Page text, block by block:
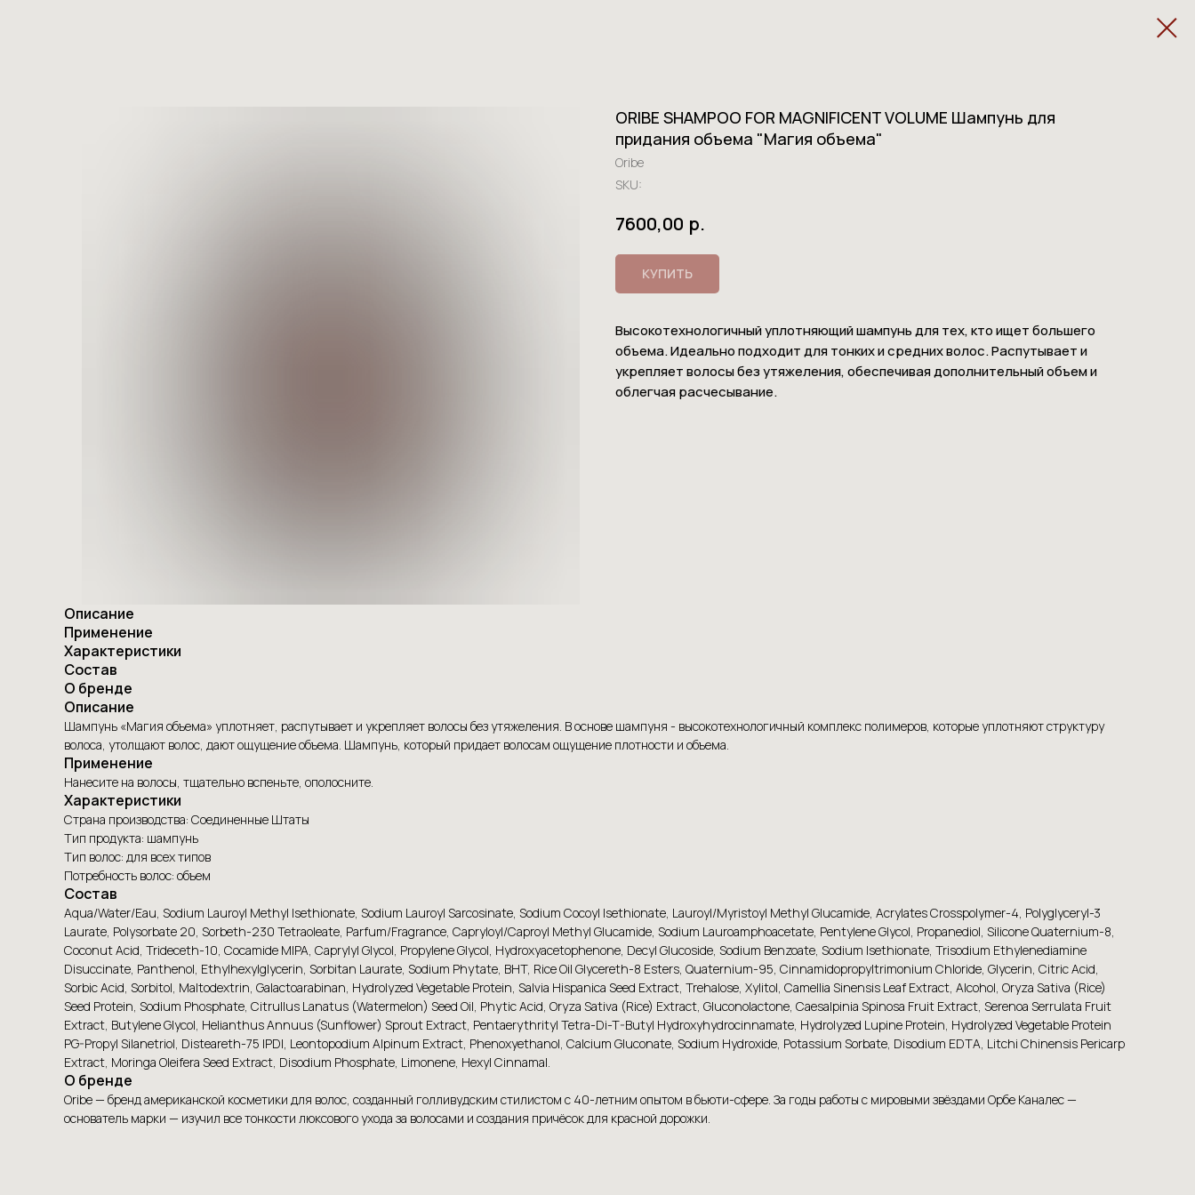
ORIBE SHAMPOO FOR MAGNIFICENT VOLUME Шампунь для
придания объема "Магия объема"
Oribe
SKU:
7600,00 р.
КУПИТЬ
Высокотехнологичный уплотняющий шампунь для тех, кто ищет большего
объема. Идеально подходит для тонких и средних волос. Распутывает и
укрепляет волосы без утяжеления, обеспечивая дополнительный объем и
облегчая расчесывание.
Описание
Применение
Характеристики
Состав
О бренде
Описание
Шампунь «Магия объема» уплотняет, распутывает и укрепляет волосы без утяжеления. В основе шампуня - высокотехнологичный комплекс полимеров, которые уплотняют структуру
волоса, утолщают волос, дают ощущение объема. Шампунь, который придает волосам ощущение плотности и объема.
Применение
Нанесите на волосы, тщательно вспеньте, ополосните.
Характеристики
Страна производства: Соединенные Штаты
Тип продукта: шампунь
Тип волос: для всех типов
Потребность волос: объем
Состав
Aqua/Water/Eau, Sodium Lauroyl Methyl Isethionate, Sodium Lauroyl Sarcosinate, Sodium Cocoyl Isethionate, Lauroyl/Myristoyl Methyl Glucamide, Acrylates Crosspolymer-4, Polyglyceryl-3
Laurate, Polysorbate 20, Sorbeth-230 Tetraoleate, Parfum/Fragrance, Capryloyl/Caproyl Methyl Glucamide, Sodium Lauroamphoacetate, Pentylene Glycol, Propanediol, Silicone Quaternium-8,
Coconut Acid, Trideceth-10, Cocamide MIPA, Caprylyl Glycol, Propylene Glycol, Hydroxyacetophenone, Decyl Glucoside, Sodium Benzoate, Sodium Isethionate, Trisodium Ethylenediamine
Disuccinate, Panthenol, Ethylhexylglycerin, Sorbitan Laurate, Sodium Phytate, BHT, Rice Oil Glycereth-8 Esters, Quaternium-95, Cinnamidopropyltrimonium Chloride, Glycerin, Citric Acid,
Sorbic Acid, Sorbitol, Maltodextrin, Galactoarabinan, Hydrolyzed Vegetable Protein, Salvia Hispanica Seed Extract, Trehalose, Xylitol, Camellia Sinensis Leaf Extract, Alcohol, Oryza Sativa (Rice)
Seed Protein, Sodium Phosphate, Citrullus Lanatus (Watermelon) Seed Oil, Phytic Acid, Oryza Sativa (Rice) Extract, Gluconolactone, Caesalpinia Spinosa Fruit Extract, Serenoa Serrulata Fruit
Extract, Butylene Glycol, Helianthus Annuus (Sunflower) Sprout Extract, Pentaerythrityl Tetra-Di-T-Butyl Hydroxyhydrocinnamate, Hydrolyzed Lupine Protein, Hydrolyzed Vegetable Protein
PG-Propyl Silanetriol, Disteareth-75 IPDI, Leontopodium Alpinum Extract, Phenoxyethanol, Calcium Gluconate, Sodium Hydroxide, Potassium Sorbate, Disodium EDTA, Litchi Chinensis Pericarp
Extract, Moringa Oleifera Seed Extract, Disodium Phosphate, Limonene, Hexyl Cinnamal.
О бренде
Oribe — бренд американской косметики для волос, созданный голливудским стилистом с 40-летним опытом в бьюти-сфере. За годы работы с мировыми звёздами Орбе Каналес —
основатель марки — изучил все тонкости люксового ухода за волосами и создания причёсок для красной дорожки.